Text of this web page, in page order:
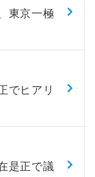
東京一極
でヒアリ
是正で議